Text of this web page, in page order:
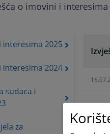
o imovini i interesima
interesima 2025
interesima 2024
sudaca i
za